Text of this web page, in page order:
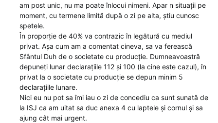
am post unic, nu ma poate înlocui nimeni. Apar n situații pe
moment, cu termene limită după o zi pe alta, știu cunosc
spetele.
În proporție de 40% va contrazic în legătură cu mediul
privat. Așa cum am a comentat cineva, sa va ferească
Sfântul Duh de o societate cu producție. Dumneavoastră
depuneți lunar declarațiile 112 și 100 (la cine este cazul), în
privat la o societate cu producție se depun minim 5
declarațiile lunare.
Nici eu nu pot sa îmi iau o zi de concediu ca sunt sunată de
la ISJ ca am uitat sa duc anexa 4 cu laptele și cornul și sa
ajung cât mai urgent.